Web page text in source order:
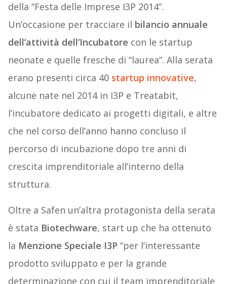
della “Festa delle Imprese I3P 2014”.
Un’occasione per tracciare il bilancio annuale
dell’attività dell’Incubatore con le startup
neonate e quelle fresche di “laurea”. Alla serata
erano presenti circa 40 startup innovative,
alcune nate nel 2014 in I3P e Treatabit,
l’incubatore dedicato ai progetti digitali, e altre
che nel corso dell’anno hanno concluso il
percorso di incubazione dopo tre anni di
crescita imprenditoriale all’interno della
struttura.
Oltre a Safen un’altra protagonista della serata
è stata Biotechware, start up che ha ottenuto
la Menzione Speciale I3P “per l’interessante
prodotto sviluppato e per la grande
determinazione con cui il team imprenditoriale